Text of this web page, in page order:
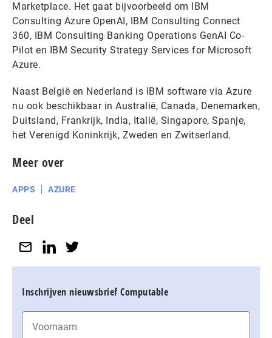
Marketplace. Het gaat bijvoorbeeld om IBM
Consulting Azure OpenAI, IBM Consulting Connect
360, IBM Consulting Banking Operations GenAI Co-
Pilot en IBM Security Strategy Services for Microsoft
Azure.
Naast België en Nederland is IBM software via Azure
nu ook beschikbaar in Australië, Canada, Denemarken,
Duitsland, Frankrijk, India, Italië, Singapore, Spanje,
het Verenigd Koninkrijk, Zweden en Zwitserland.
Meer over
APPS AZURE
Deel
Inschrijven nieuwsbrief Computable